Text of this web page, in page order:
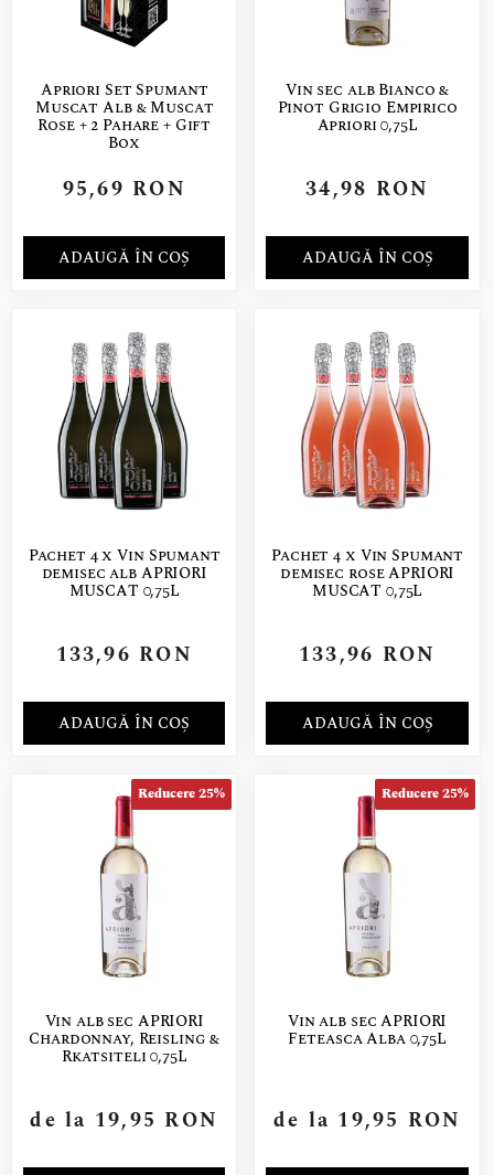
Apriori Set Spumant
Muscat Alb & Muscat
Rose + 2 Pahare + Gift
Box
95,69 RON
ADAUGĂ ÎN COȘ
Vin sec alb Bianco &
Pinot Grigio Empirico
Apriori 0,75L
34,98 RON
ADAUGĂ ÎN COȘ
Pachet 4 x Vin Spumant
demisec alb APRIORI
MUSCAT 0,75L
133,96 RON
ADAUGĂ ÎN COȘ
Pachet 4 x Vin Spumant
demisec rose APRIORI
MUSCAT 0,75L
133,96 RON
ADAUGĂ ÎN COȘ
Reducere 25%
Vin alb sec APRIORI
Chardonnay, Reisling &
Rkatsiteli 0,75L
de la 19,95 RON
Reducere 25%
Vin alb sec APRIORI
Feteasca Alba 0,75L
de la 19,95 RON